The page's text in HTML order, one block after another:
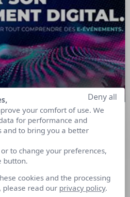
publie un livre
clés à connaître avant de se
your comfort of use. We
for performance and
and to bring you a better
to change your preferences,
button.
cookies and the processing
please read our privacy policy.
Deny all